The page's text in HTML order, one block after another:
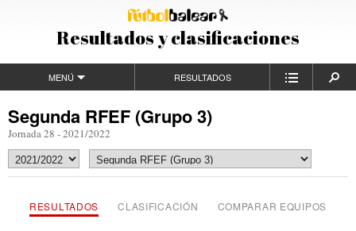
Resultados y clasificaciones
MENÚ RESULTADOS
Segunda RFEF (Grupo 3)
Jornada 28 - 2021/2022
RESULTADOS CLASIFICACIÓN COMPARAR EQUIPOS